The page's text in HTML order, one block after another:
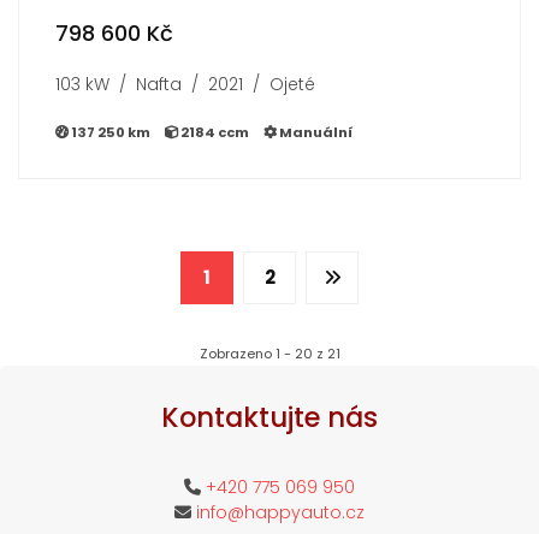
798 600 Kč
103 kW / Nafta / 2021 / Ojeté
137 250 km 2184 ccm Manuální
1 2
Zobrazeno 1 - 20 z 21
Kontaktujte nás
+420 775 069 950
info@happyauto.cz